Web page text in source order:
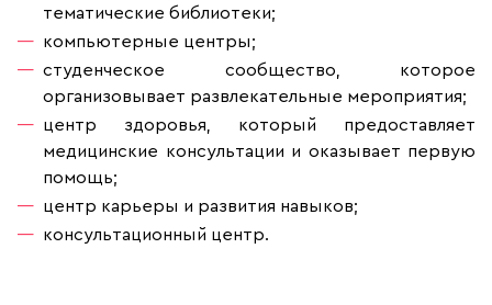
тематические библиотеки;
компьютерные центры;
студенческое сообщество, которое
организовывает развлекательные мероприятия;
центр здоровья, который предоставляет
медицинские консультации и оказывает первую
помощь;
центр карьеры и развития навыков;
консультационный центр.